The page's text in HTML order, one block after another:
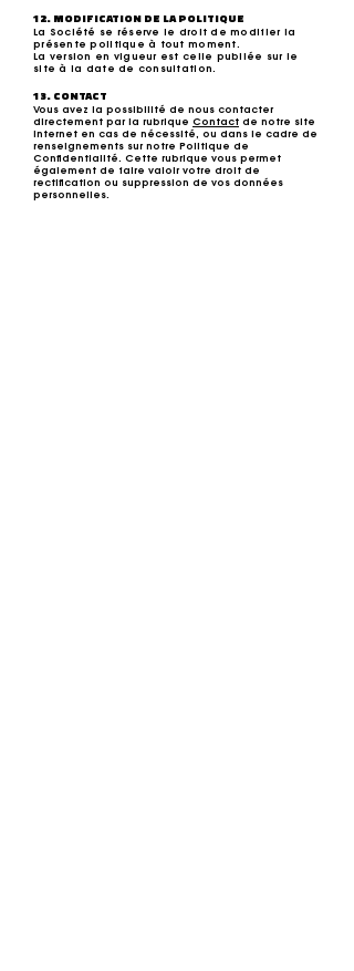
12. MODIFICATION DE LA POLITIQUE
La Société se réserve le droit de modifier la
présente politique à tout moment.
La version en vigueur est celle publiée sur le
site à la date de consultation.
13. CONTACT
Vous avez la possibilité de nous contacter
directement par la rubrique Contact de notre site
internet en cas de nécessité, ou dans le cadre de
renseignements sur notre Politique de
Confidentialité. Cette rubrique vous permet
également de faire valoir votre droit de
rectification ou suppression de vos données
personnelles.